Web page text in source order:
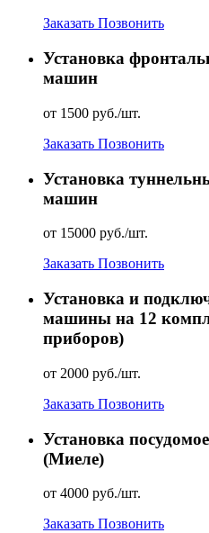
Заказать Позвонить
Установка
машин
от 1500 руб./шт.
Заказать Позвонить
Установка
машин
от 15000 руб./шт.
Заказать Позвонить
Установка и
машины на 12
приборов)
от 2000 руб./шт.
Заказать Позвонить
Установка
(Миеле)
от 4000 руб./шт.
Заказать Позвонить